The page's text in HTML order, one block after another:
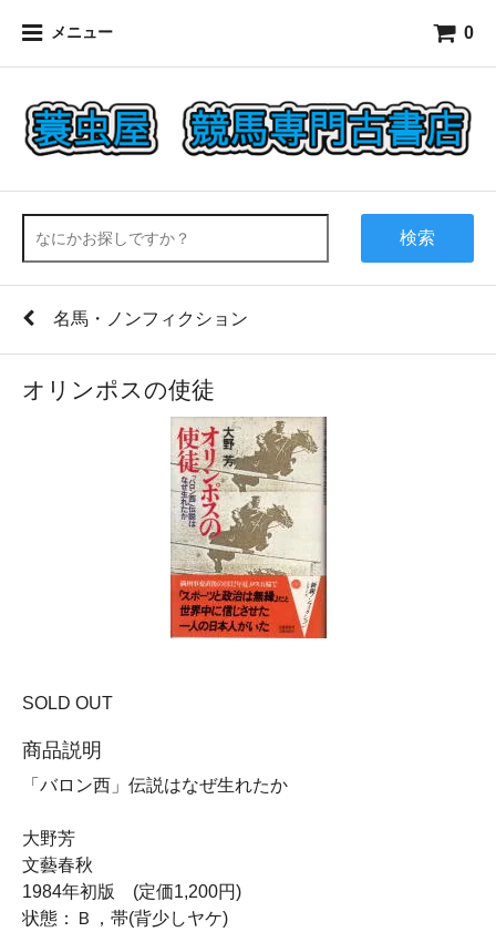
メニュー 0
検索
名馬・ノンフィクション
オリンポスの使徒
SOLD OUT
商品説明
「バロン西」伝説はなぜ生れたか
大野芳
文藝春秋
1984年初版 (定価1,200円)
状態：Ｂ，帯(背少しヤケ)